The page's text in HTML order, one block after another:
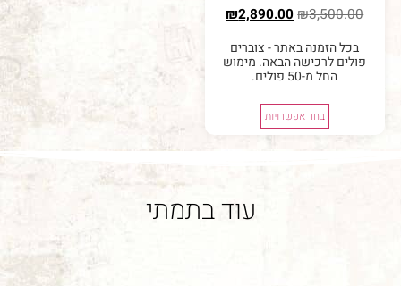
₪
₪2,890.00
הזמנה באתר - צוברים
לרכישה הבאה. מימוש
בחר אפשרויות
עוד בתמתי